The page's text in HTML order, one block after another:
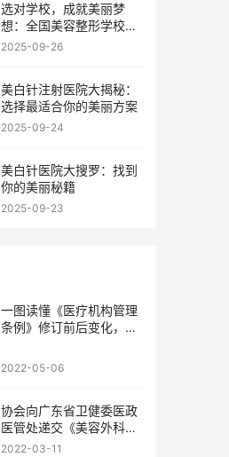
选对学校，成就美丽梦
想：全国美容整形学校大
比拼
2025-09-26
美白针注射医院大揭秘：
选择最适合你的美丽方案
2025-09-24
美白针医院大搜罗：找到
你的美丽秘籍
2025-09-23
一图读懂《医疗机构管理
条例》修订前后变化，
2022-05-06
协会向广东省卫健委医政
医管处递交《美容外科项
目分级管理目录(深圳市整
2022-03-11